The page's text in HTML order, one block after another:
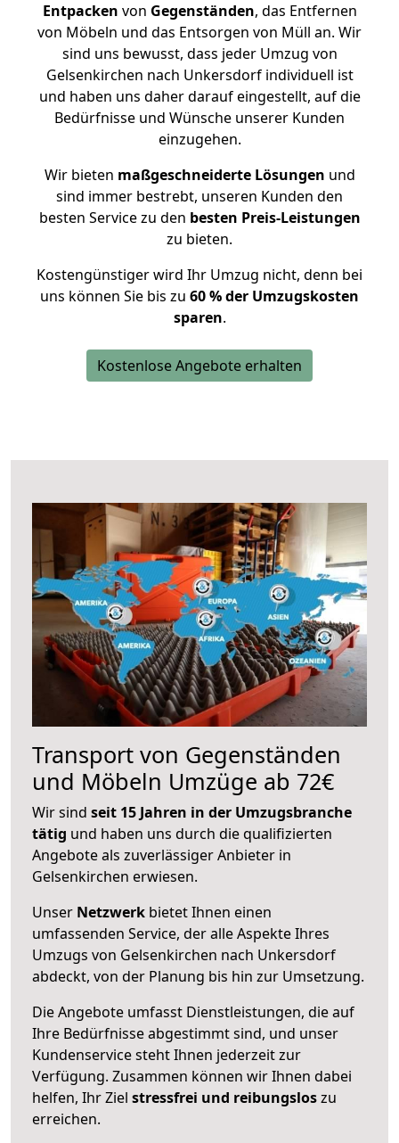
Entpacken von Gegenständen, das Entfernen
von Möbeln und das Entsorgen von Müll an. Wir
sind uns bewusst, dass jeder Umzug von
Gelsenkirchen nach Unkersdorf individuell ist
und haben uns daher darauf eingestellt, auf die
Bedürfnisse und Wünsche unserer Kunden
einzugehen.
Wir bieten maßgeschneiderte Lösungen und
sind immer bestrebt, unseren Kunden den
besten Service zu den besten Preis-Leistungen
zu bieten.
Kostengünstiger wird Ihr Umzug nicht, denn bei
uns können Sie bis zu 60 % der Umzugskosten
sparen.
Kostenlose Angebote erhalten
Transport von Gegenständen
und Möbeln Umzüge ab 72€
Wir sind seit 15 Jahren in der Umzugsbranche
tätig und haben uns durch die qualifizierten
Angebote als zuverlässiger Anbieter in
Gelsenkirchen erwiesen.
Unser Netzwerk bietet Ihnen einen
umfassenden Service, der alle Aspekte Ihres
Umzugs von Gelsenkirchen nach Unkersdorf
abdeckt, von der Planung bis hin zur Umsetzung.
Die Angebote umfasst Dienstleistungen, die auf
Ihre Bedürfnisse abgestimmt sind, und unser
Kundenservice steht Ihnen jederzeit zur
Verfügung. Zusammen können wir Ihnen dabei
helfen, Ihr Ziel stressfrei und reibungsloszu
erreichen.